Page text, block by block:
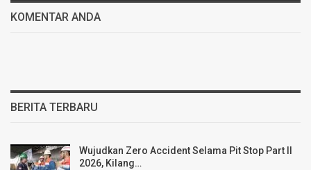
KOMENTAR ANDA
BERITA TERBARU
Wujudkan Zero Accident Selama Pit Stop Part II
2026, Kilang…